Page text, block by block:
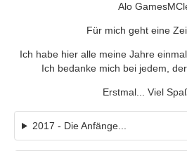
Alo
Für mich geht eine
Ich habe hier alle meine Jahre
Ich bedanke mich bei jedem,
Erstmal... Viel
2017 - Die Anfänge...